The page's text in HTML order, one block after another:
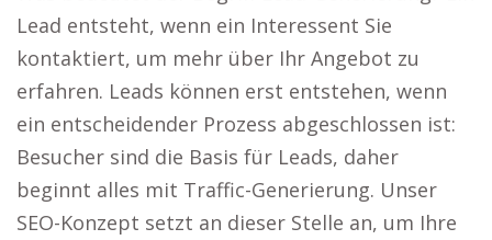
Lead entsteht, wenn ein Interessent Sie
kontaktiert, um mehr über Ihr Angebot zu
erfahren. Leads können erst entstehen, wenn
ein entscheidender Prozess abgeschlossen ist:
Besucher sind die Basis für Leads, daher
beginnt alles mit Traffic-Generierung. Unser
SEO-Konzept setzt an dieser Stelle an, um Ihre